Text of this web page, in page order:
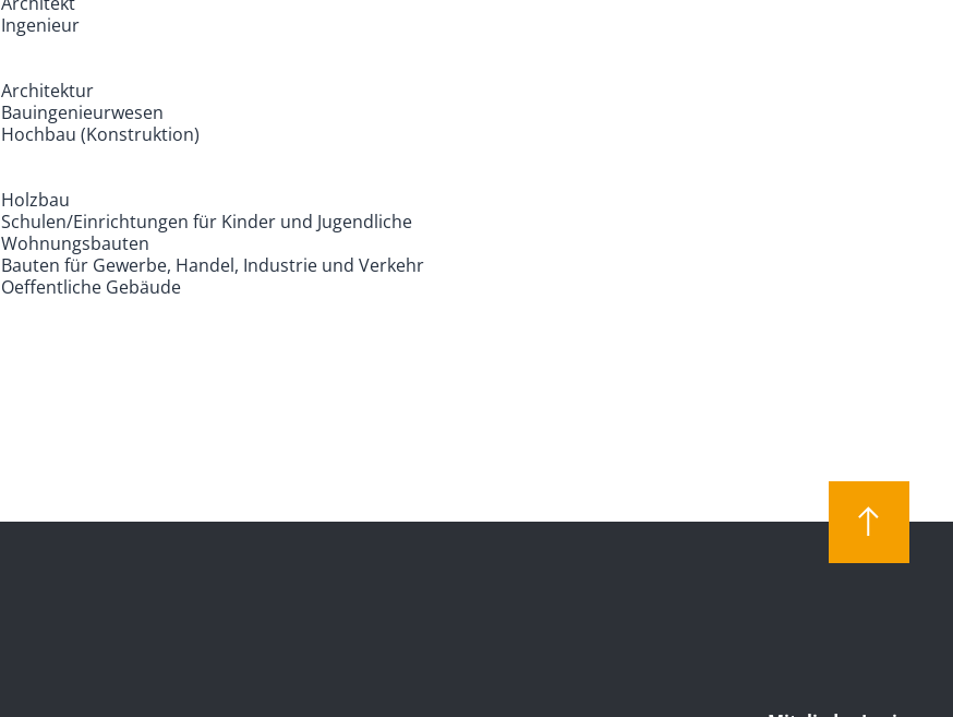
Ingenieur
Architektur
Bauingenieurwesen
Hochbau (Konstruktion)
Holzbau
Schulen/Einrichtungen für Kinder und Jugendliche
Wohnungsbauten
Bauten für Gewerbe, Handel, Industrie und Verkehr
Oeffentliche Gebäude